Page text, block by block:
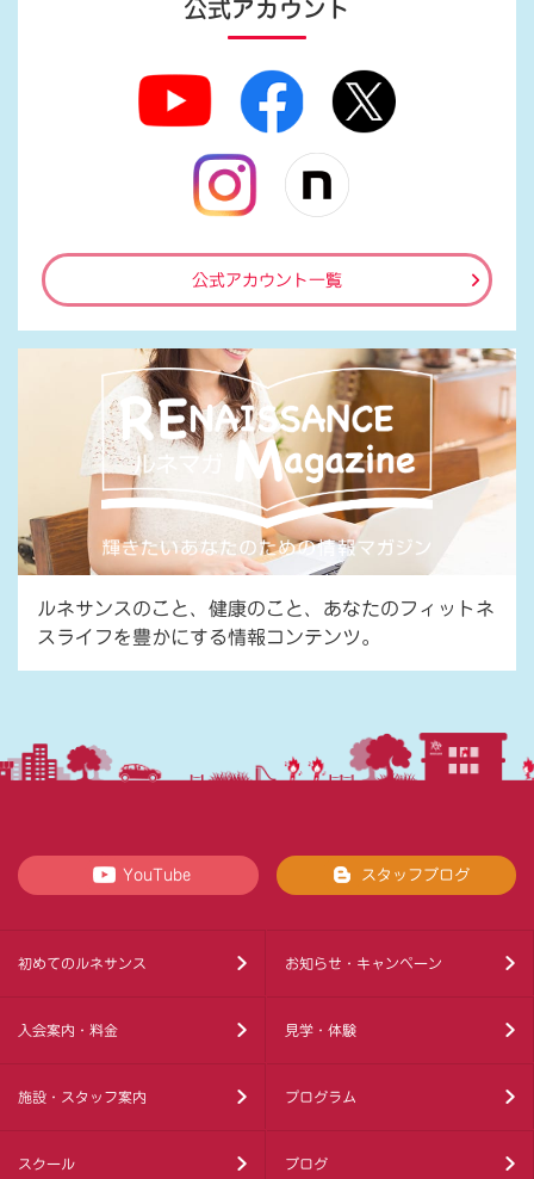
公式アカウント
公式アカウント一覧
ルネサンスのこと、健康のこと、あなたのフィットネ
スライフを豊かにする情報コンテンツ。
YouTube スタッフブログ
初めてのルネサンス お知らせ・キャンペーン
入会案内・料金 見学・体験
施設・スタッフ案内 プログラム
スクール ブログ